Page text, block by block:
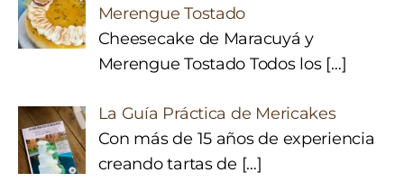
Merengue Tostado
Cheesecake de Maracuyá y
Merengue Tostado Todos los […]
La Guía Práctica de Mericakes
Con más de 15 años de experiencia
creando tartas de […]